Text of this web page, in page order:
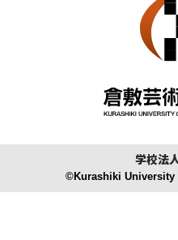
学校法
©Kurashiki University